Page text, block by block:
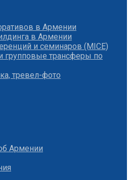
в Армении
в Армении
и семинаров (MICE)
групповые трансферы по
тревел-фото
Армении